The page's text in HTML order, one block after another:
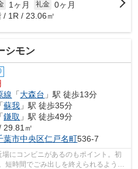
1ヶ月 礼金 0ヶ月
/ 1R / 23.06㎡
シモン
線 「大森台 」駅 徒歩13分
「蘇我 」駅 徒歩35分
「鎌取 」駅 徒歩49分
29.81㎡
葉市中央区仁戸名町536-7
にコンビニがあるのもポイント。初
短時間でごみ出しを終えられるよう